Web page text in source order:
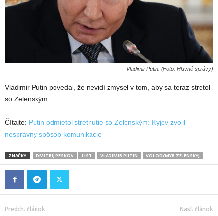
Vladimir Putin: (Foto: Hlavné správy)
Vladimir Putin povedal, že nevidí zmysel v tom, aby sa teraz stretol
so Zelenským.
Čítajte: Putin odmietol stretnutie so Zelenským: Kyjev zvolil
nesprávny spôsob komunikácie
ZNAČKY DMITRIJ PESKOV LIST VLADIMIR PUTIN VOLODYMYR ZELENSKYJ
Predch. článok Nasl. článok